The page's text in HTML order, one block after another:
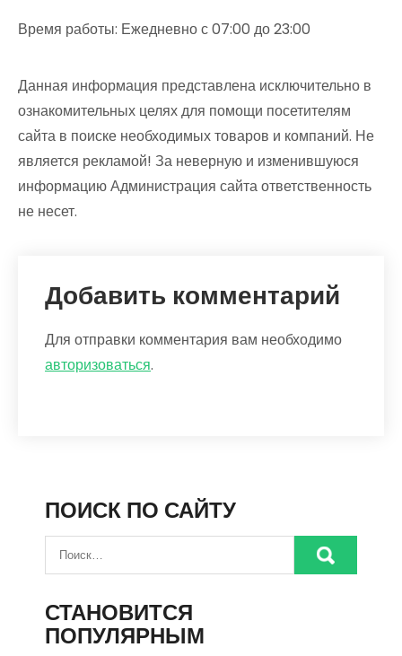
Время работы: Ежедневно с 07:00 до 23:00
Данная информация представлена исключительно в
ознакомительных целях для помощи посетителям
сайта в поиске необходимых товаров и компаний. Не
является рекламой! За неверную и изменившуюся
информацию Администрация сайта ответственность
не несет.
Добавить комментарий
Для отправки комментария вам необходимо
авторизоваться.
ПОИСК ПО САЙТУ
СТАНОВИТСЯ
ПОПУЛЯРНЫМ